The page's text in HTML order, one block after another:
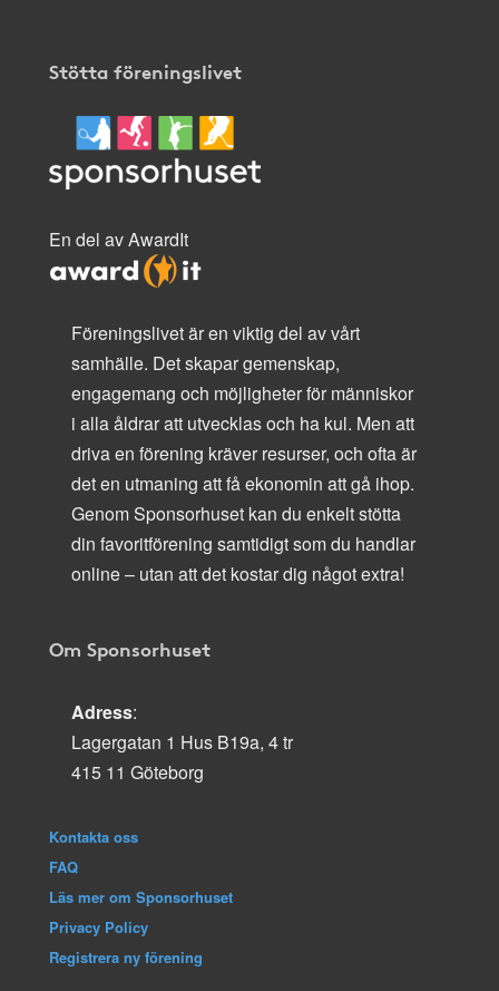
Stötta föreningslivet
En del av AwardIt
Föreningslivet är en viktig del av vårt
samhälle. Det skapar gemenskap,
engagemang och möjligheter för människor
i alla åldrar att utvecklas och ha kul. Men att
driva en förening kräver resurser, och ofta är
det en utmaning att få ekonomin att gå ihop.
Genom Sponsorhuset kan du enkelt stötta
din favoritförening samtidigt som du handlar
online – utan att det kostar dig något extra!
Om Sponsorhuset
Adress:
Lagergatan 1 Hus B19a, 4 tr
415 11 Göteborg
Kontakta oss
FAQ
Läs mer om Sponsorhuset
Privacy Policy
Registrera ny förening